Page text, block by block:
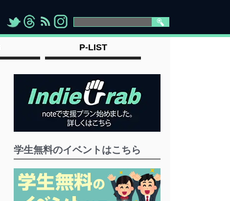
"> "> "> " >
P-LIST
学生無料のイベントはこちら